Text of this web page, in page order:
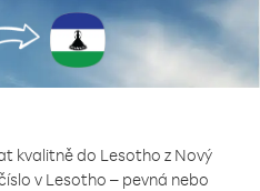
kvalitně do Lesotho z Nový
v Lesotho – pevná nebo